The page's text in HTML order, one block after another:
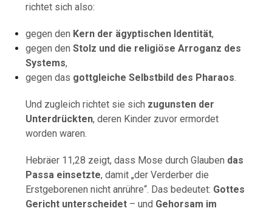
richtet sich also:
gegen den Kern der ägyptischen Identität,
gegen denStolz und die religiöse Arroganz des
Systems,
gegen das gottgleiche Selbstbild des Pharaos.
Und zugleich richtet sie sich zugunsten der
Unterdrückten, deren Kinder zuvor ermordet
worden waren.
Hebräer 11,28 zeigt, dass Mose durch Glauben das
Passa einsetzte, damit „der Verderber die
Erstgeborenen nicht anrühre“. Das bedeutet: Gottes
Gericht unterscheidet – und Gehorsam im